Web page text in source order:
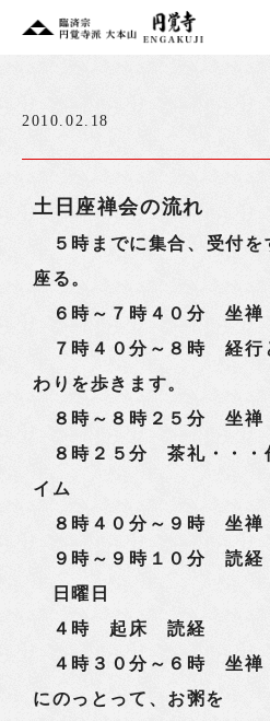
2010.02.18
土日座禅会の流れ
５時までに集合、受付を
座る。
６時～７時４０分 坐禅
７時４０分～８時 経行
わりを歩きます。
８時～８時２５分 坐禅
８時２５分 茶礼・・・
イム
８時４０分～９時 坐禅
９時～９時１０分 読経
日曜日
４時 起床 読経
４時３０分～６時 坐禅
にのっとって、お粥を